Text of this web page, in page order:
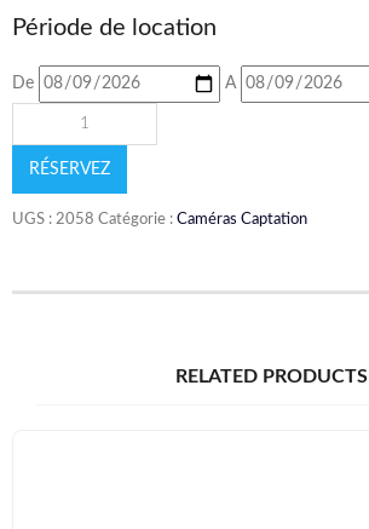
Période de location
De A
RÉSERVEZ
UGS : 2058 Catégorie : Caméras Captation
RELATED PRODUCTS